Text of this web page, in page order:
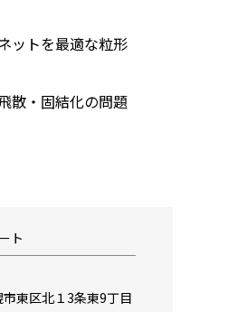
ットを最適な粒形
散・固結化の問題
ト
東区北１3条東9丁目